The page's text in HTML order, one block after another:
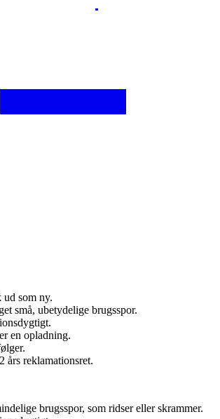
ud som ny.
små, ubetydelige brugsspor.
en opladning.
års reklamationsret.
brugsspor, som ridser eller skrammer.